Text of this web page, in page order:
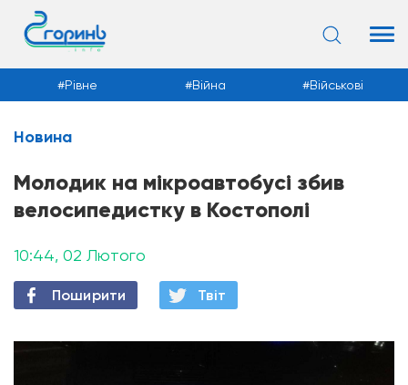
Новини
Рівне Війна Військові
Новина
Молодик на мікроавтобусі збив
велосипедистку в Костополі
10:44, 02 Лютого
Поширити Твiт